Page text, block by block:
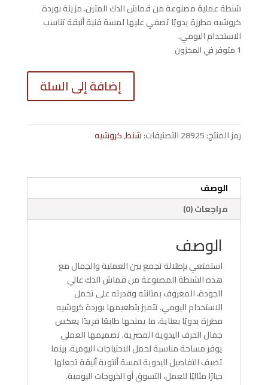
شنطة عملية مصنوعة من قماش الدك المتين، مزينة بوردة
كروشيه مطرزة يدويًا تضفي عليها لمسة فنية أنيقة تناسب
الاستخدام اليومي.
1 متوفر في المخزون
كمية
من
مطرزة
إضافة إلى السلة
رمز المنتج:28925التصنيفات:شنط,كروشيه
الوصف
مراجعات (0)
الوصف
استمتعي بإطلالة تجمع بين العملية والجمال مع
هذه الشنطة المصنوعة من قماش الدك عالي
الجودة، المعروف بمتانته وقدرته على تحمل
الاستخدام اليومي. تتميز بتطعيمها بوردة كروشيه
مطرزة يدويًا بعناية، ما يمنحها طابعًا فريدًا يعكس
جمال الحرف اليدوية المصرية. تصميمها العملي
يوفر مساحة مناسبة لحمل الاحتياجات اليومية، بينما
تضيف التفاصيل اليدوية لمسة أنثوية أنيقة تجعلها
خيارًا مثاليًا للعمل، التسوق أو الخروجات اليومية.